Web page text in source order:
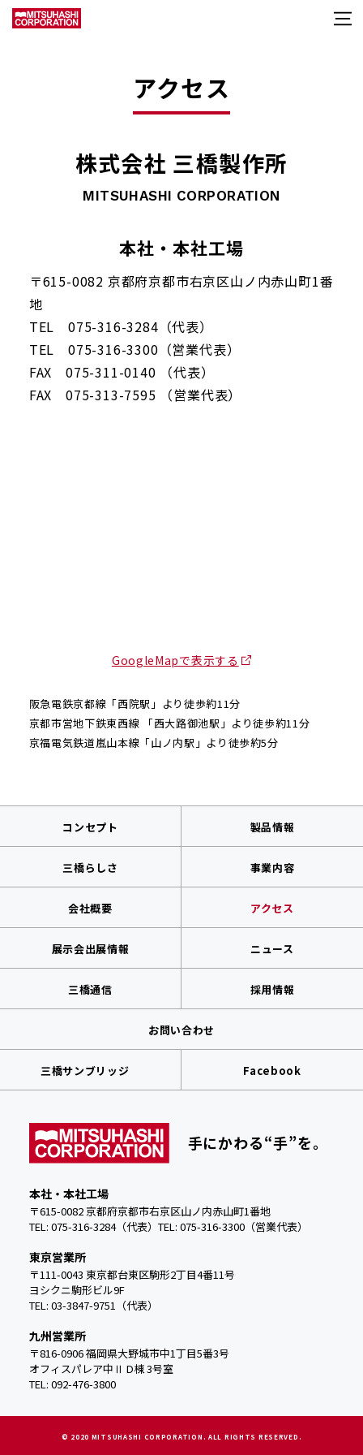
アクセス
株式会社 三橋製作所
MITSUHASHI CORPORATION
本社・本社工場
〒615-0082 京都府京都市右京区山ノ内赤山町1番
地
TEL 075-316-3284（代表）
TEL 075-316-3300（営業代表）
FAX 075-311-0140 （代表）
FAX 075-313-7595 （営業代表）
GoogleMapで表示する
阪急電鉄京都線「西院駅」より徒歩約11分
京都市営地下鉄東西線 「西大路御池駅」より徒歩約11分
京福電気鉄道嵐山本線「山ノ内駅」より徒歩約5分
コンセプト 製品情報
三橋らしさ 事業内容
会社概要 アクセス
展示会出展情報 ニュース
三橋通信 採用情報
お問い合わせ
三橋サンブリッジ Facebook
手にかわる“手”を。
本社・本社工場
〒615-0082 京都府京都市右京区山ノ内赤山町1番地
TEL: 075-316-3284（代表） TEL: 075-316-3300（営業代表）
東京営業所
〒111-0043 東京都台東区駒形2丁目4番11号
ヨシクニ駒形ビル9F
TEL: 03-3847-9751（代表）
九州営業所
〒816-0906 福岡県大野城市中1丁目5番3号
オフィスパレア中Ⅱ D棟 3号室
TEL: 092-476-3800
© 2020 MITSUHASHI CORPORATION. ALL RIGHTS RESERVED.